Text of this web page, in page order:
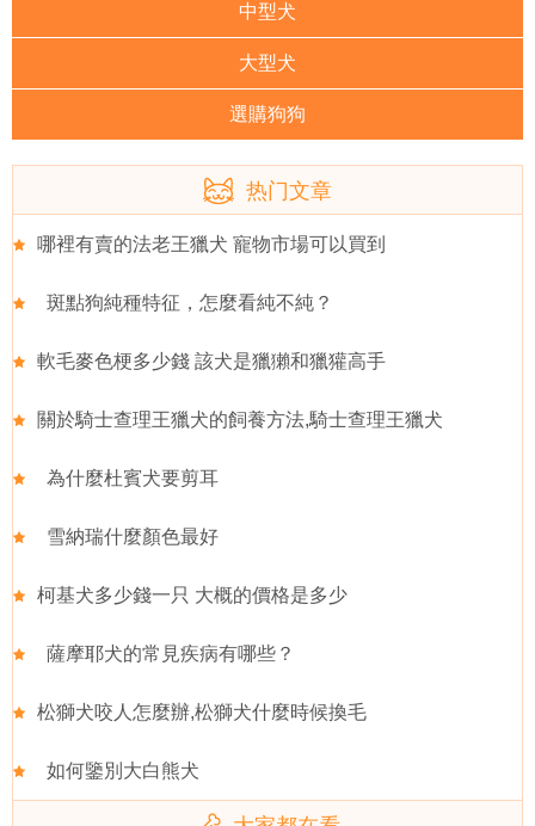
中型犬
大型犬
選購狗狗
热门文章
哪裡有賣的法老王獵犬 寵物市場可以買到
斑點狗純種特征，怎麼看純不純？
軟毛麥色梗多少錢 該犬是獵獺和獵獾高手
關於騎士查理王獵犬的飼養方法,騎士查理王獵犬
為什麼杜賓犬要剪耳
雪納瑞什麼顏色最好
柯基犬多少錢一只 大概的價格是多少
薩摩耶犬的常見疾病有哪些？
松獅犬咬人怎麼辦,松獅犬什麼時候換毛
如何鑒別大白熊犬